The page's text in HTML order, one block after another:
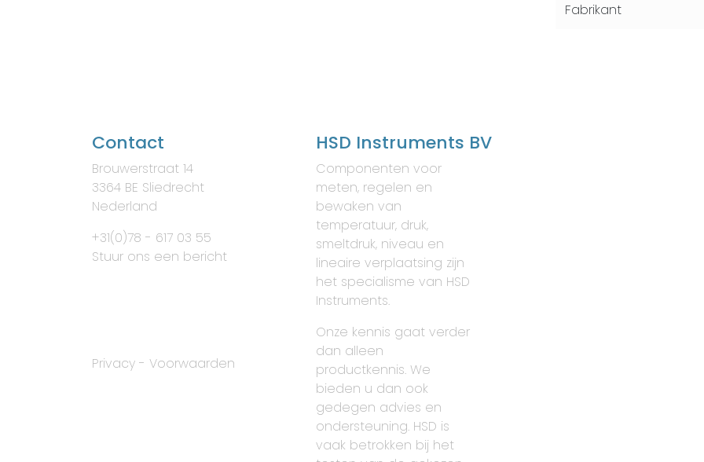
Fabrikant
Contact
Brouwerstraat 14
3364 BE Sliedrecht
Nederland
+31(0)78 - 617 03 55
Stuur ons een bericht
Privacy - Voorwaarden
HSD Instruments BV
Componenten voor
meten, regelen en
bewaken van
temperatuur, druk,
smeltdruk, niveau en
lineaire verplaatsing zijn
het specialisme van HSD
Instruments.
Onze kennis gaat verder
dan alleen
productkennis. We
bieden u dan ook
gedegen advies en
ondersteuning. HSD is
vaak betrokken bij het